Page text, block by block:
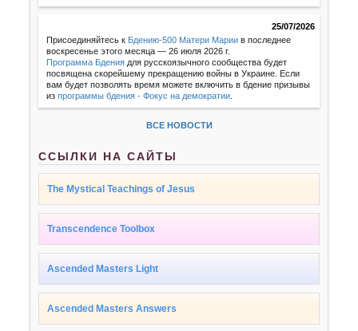
25/07/2026
Присоединяйтесь к Бдению-500 Матери Марии в последнее
воскресенье этого месяца — 26 июля 2026 г.
Программа Бдения для русскоязычного сообщества будет
посвящена скорейшему прекращению войны в Украине. Если
вам будет позволять время можете включить в бдение призывы
изпрограммы бдения - Фокус на демократии
ВСЕ НОВОСТИ
ССЫЛКИ НА САЙТЫ
The Mystical Teachings of Jesus
Transcendence Toolbox
Ascended Masters Light
Ascended Masters Answers